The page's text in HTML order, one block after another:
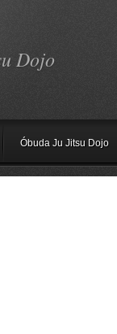
Dojo
Óbuda Ju Jitsu Dojo